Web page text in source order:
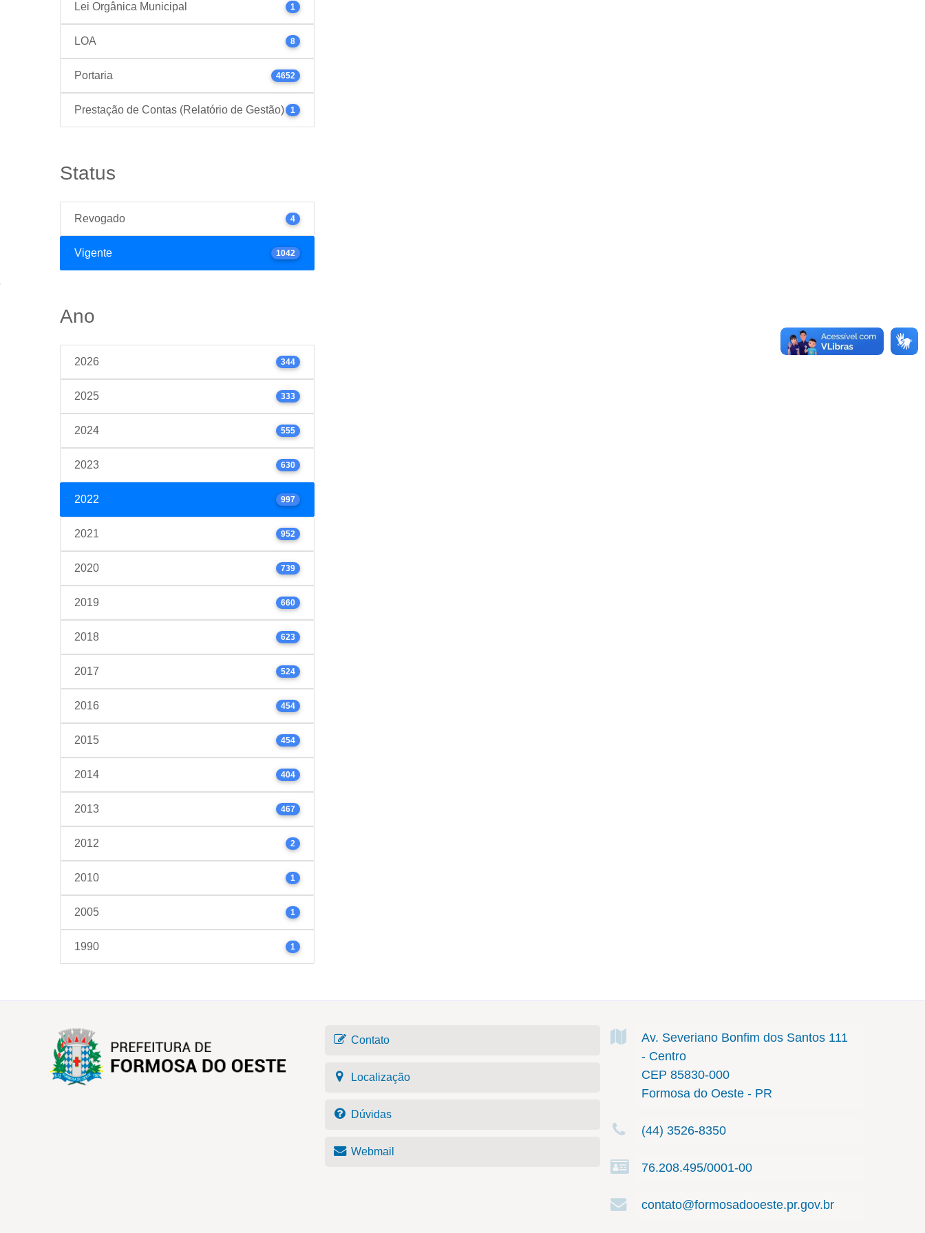
Lei Orgânica Municipal 1
LOA 8
Portaria 4652
Prestação de Contas (Relatório de Gestão) 1
Status
Revogado 4
Vigente 1042
Ano
2026 344
2025 333
2024 555
2023 630
2022 997
2021 952
2020 739
2019 660
2018 623
2017 524
2016 454
2015 454
2014 404
2013 467
2012 2
2010 1
2005 1
1990 1
Contato
Localização
Dúvidas
Webmail
Av. Severiano Bonfim dos Santos 111
- Centro
CEP 85830-000
Formosa do Oeste - PR
(44) 3526-8350
76.208.495/0001-00
contato@formosadooeste.pr.gov.br